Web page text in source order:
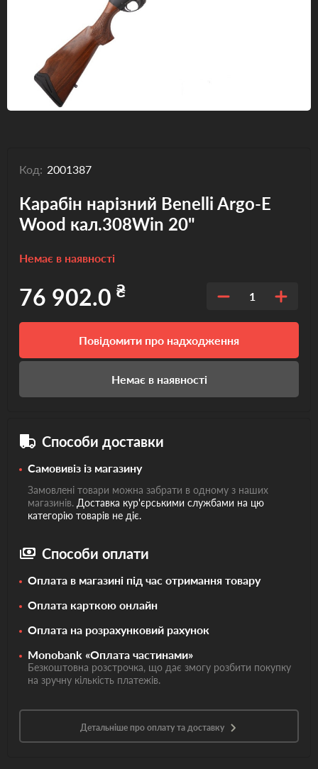
Код: 2001387
Карабін нарізний Benelli Argo-E
Wood кал.308Win 20"
Немає в наявності
76 902.0 ₴ 1
Повідомити про надходження
Немає в наявності
Способи доставки
Самовивіз із магазину
Замовлені товари можна забрати в одному з наших
магазинів. Доставка кур'єрськими службами на цю
категорію товарів не діє.
Способи оплати
Оплата в магазині під час отримання товару
Оплата карткою онлайн
Оплата на розрахунковий рахунок
Monobank «Оплата частинами»
Безкоштовна розстрочка, що дає змогу розбити покупку
на зручну кількість платежів.
Детальніше про оплату та доставку